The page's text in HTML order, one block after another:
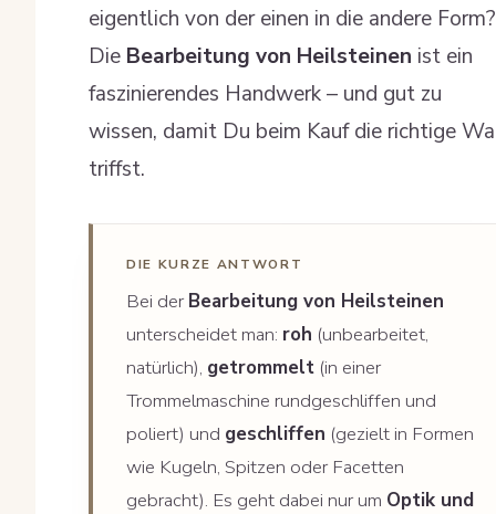
eigentlich von der einen in die andere Form?
Die Bearbeitung von Heilsteinen ist ein
faszinierendes Handwerk – und gut zu
wissen, damit Du beim Kauf die richtige
triffst.
DIE KURZE ANTWORT
Bei der Bearbeitung von Heilsteinen
unterscheidet man: roh (unbearbeitet,
natürlich), getrommelt (in einer
Trommelmaschine rundgeschliffen und
poliert) und geschliffen (gezielt in Formen
wie Kugeln, Spitzen oder Facetten
gebracht). Es geht dabei nur um Optik und